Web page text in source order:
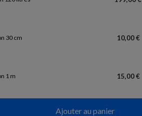
30 cm 10,00 €
1 m 15,00 €
Ajouter au panier